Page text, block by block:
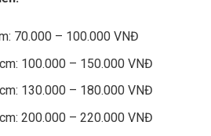
70.000 – 100.000 VNĐ
100.000 – 150.000 VNĐ
130.000 – 180.000 VNĐ
200.000 – 220.000 VNĐ